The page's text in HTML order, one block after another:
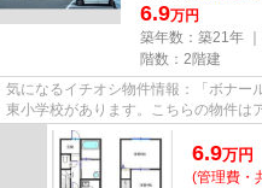
6.9万円
築年数：築21年 ｜
階数：2階建
気になるイチオシ物件情報：「ボナー
東小学校があります。こちらの物件は
ぜひ当社にお任せ下さい。多...
6.9万円
(管理費・